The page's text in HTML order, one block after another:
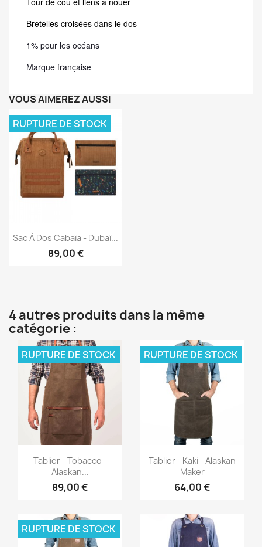
Bretelles croisées dans le dos
1% pour les océans
Marque française
VOUS AIMEREZ AUSSI
Aperçu rapide
Sac À Dos Cabaïa - Dubaï...
89,00 €
RUPTURE DE STOCK
4 autres produits dans la même
catégorie :
Aperçu rapide
Tablier - Tobacco -
Alaskan...
89,00 €
RUPTURE DE STOCK
Aperçu rapide
Tablier - Kaki - Alaskan
Maker
64,00 €
RUPTURE DE STOCK
RUPTURE DE STOCK